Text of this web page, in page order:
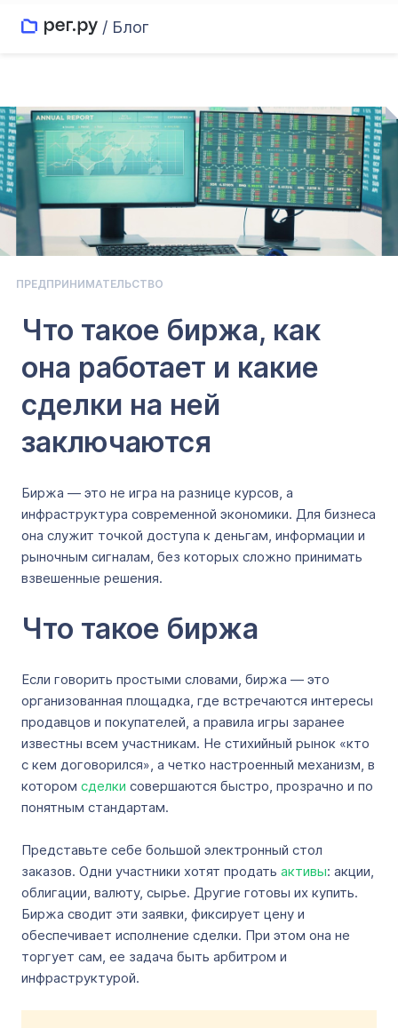
/ Блог
ПРЕДПРИНИМАТЕЛЬСТВО
Что такое биржа, как
она работает и какие
сделки на ней
заключаются
Биржа — это не игра на разнице курсов, а
инфраструктура современной экономики. Для бизнеса
она служит точкой доступа к деньгам, информации и
рыночным сигналам, без которых сложно принимать
взвешенные решения.
Что такое биржа
Если говорить простыми словами, биржа — это
организованная площадка, где встречаются интересы
продавцов и покупателей, а правила игры заранее
известны всем участникам. Не стихийный рынок «кто
с кем договорился», а четко настроенный механизм, в
котором сделки совершаются быстро, прозрачно и по
понятным стандартам.
Представьте себе большой электронный стол
заказов. Одни участники хотят продать активы: акции,
облигации, валюту, сырье. Другие готовы их купить.
Биржа сводит эти заявки, фиксирует цену и
обеспечивает исполнение сделки. При этом она не
торгует сам, ее задача быть арбитром и
инфраструктурой.